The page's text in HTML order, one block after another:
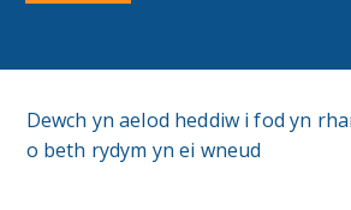
Dewch yn aelod heddiw i fod yn
o beth rydym yn ei wneud